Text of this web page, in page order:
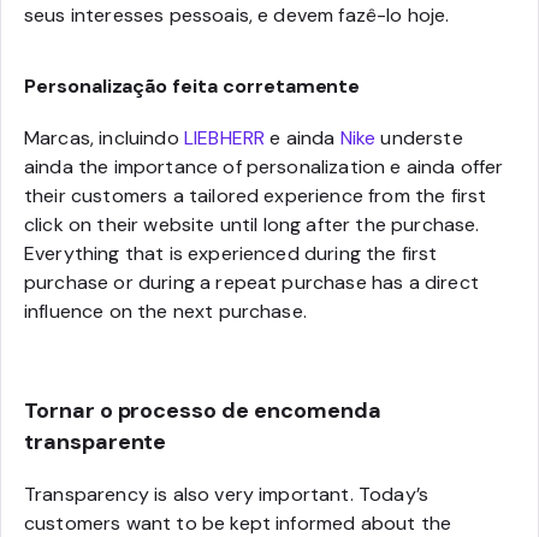
seus interesses pessoais, e devem fazê-lo hoje.
Personalização feita corretamente
Marcas, incluindo LIEBHERRe ainda Nike underste
ainda the importance of personalization e ainda offer
their customers a tailored experience from the first
click on their website until long after the purchase.
Everything that is experienced during the first
purchase or during a repeat purchase has a direct
influence on the next purchase.
Tornar o processo de encomenda
transparente
Transparency is also very important. Today’s
customers want to be kept informed about the